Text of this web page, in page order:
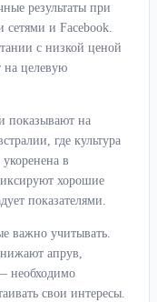
результаты при
сетями и Facebook.
с низкой ценой
на целевую
показывают на
где культура
в
хорошие
показателями.
важно учитывать.
апрув,
необходимо
свои интересы.